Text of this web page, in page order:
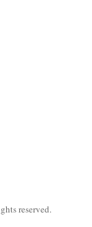
reserved.